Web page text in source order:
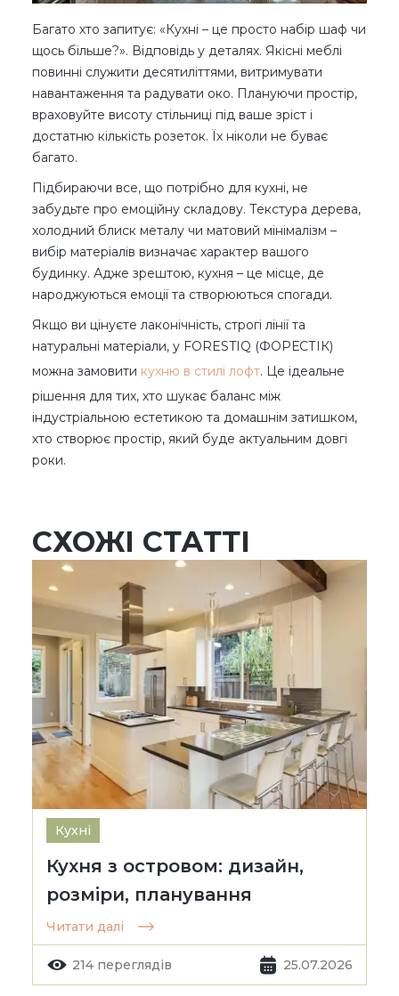
Багато хто запитує: «Кухні – це просто набір шаф чи
щось більше?». Відповідь у деталях. Якісні меблі
повинні служити десятиліттями, витримувати
навантаження та радувати око. Плануючи простір,
враховуйте висоту стільниці під ваше зріст і
достатню кількість розеток. Їх ніколи не буває
багато.
Підбираючи все, що потрібно для кухні, не
забудьте про емоційну складову. Текстура дерева,
холодний блиск металу чи матовий мінімалізм –
вибір матеріалів визначає характер вашого
будинку. Адже зрештою, кухня – це місце, де
народжуються емоції та створюються спогади.
Якщо ви цінуєте лаконічність, строгі лінії та
натуральні матеріали, у FORESTIQ (ФОРЕСТІК)
можна замовити кухню в стилі лофт. Це ідеальне
рішення для тих, хто шукає баланс між
індустріальною естетикою та домашнім затишком,
хто створює простір, який буде актуальним довгі
роки.
СХОЖІ СТАТТІ
Кухні
Кухня з островом: дизайн,
розміри, планування
Читати далі
214 переглядів 25.07.2026